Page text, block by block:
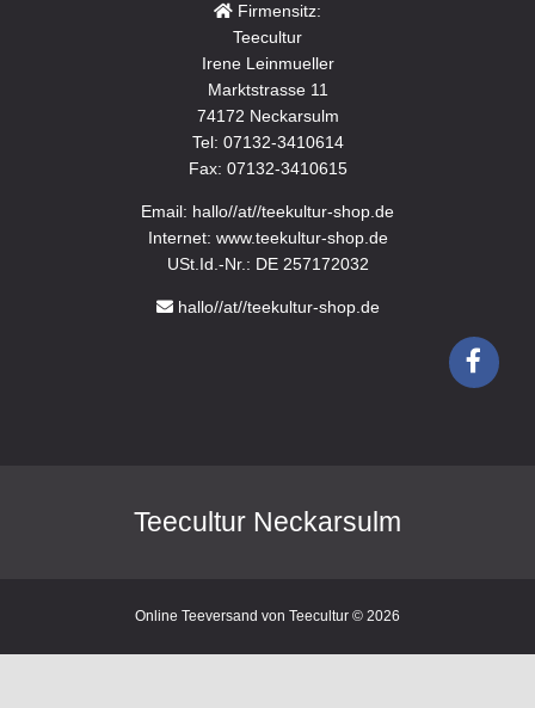
Firmensitz:
Teecultur
Irene Leinmueller
Marktstrasse 11
74172 Neckarsulm
Tel: 07132-3410614
Fax: 07132-3410615
Email: hallo//at//teekultur-shop.de
Internet: www.teekultur-shop.de
USt.Id.-Nr.: DE 257172032
hallo//at//teekultur-shop.de
Teecultur Neckarsulm
Online Teeversand von Teecultur © 2026